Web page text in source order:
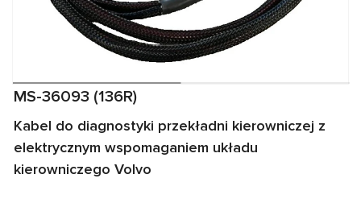
MS-36093 (136R)
Kabel do diagnostyki przekładni kierowniczej z
elektrycznym wspomaganiem układu
kierowniczego Volvo